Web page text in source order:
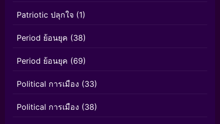
Patriotic ปลุกใจ (1)
Period ย้อนยุค (38)
Period ย้อนยุค (69)
Political การเมือง (33)
Political การเมือง (38)